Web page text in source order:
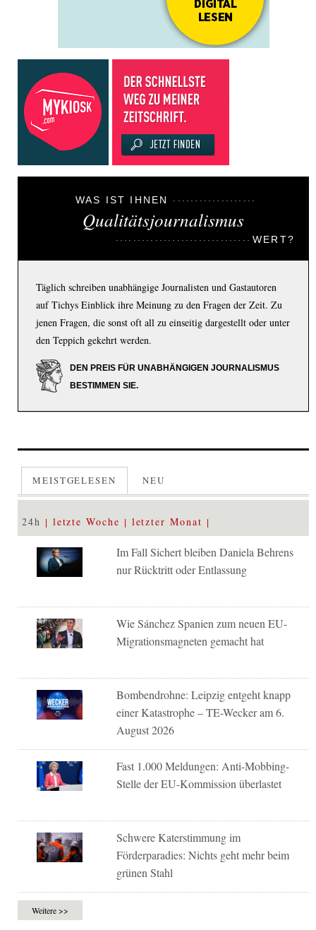
WAS IST IHNEN
Qualitätsjournalismus
WERT?
Täglich schreiben unabhängige Journalisten und Gastautoren
auf Tichys Einblick ihre Meinung zu den Fragen der Zeit. Zu
jenen Fragen, die sonst oft all zu einseitig dargestellt oder unter
den Teppich gekehrt werden.
DEN PREIS FÜR UNABHÄNGIGEN JOURNALISMUS
BESTIMMEN SIE.
MEISTGELESEN NEU
24h letzte Woche letzter Monat
Im Fall Sichert bleiben Daniela Behrens
nur Rücktritt oder Entlassung
Wie Sánchez Spanien zum neuen EU-
Migrationsmagneten gemacht hat
Bombendrohne: Leipzig entgeht knapp
einer Katastrophe – TE-Wecker am 6.
August 2026
Fast 1.000 Meldungen: Anti-Mobbing-
Stelle der EU-Kommission überlastet
Schwere Katerstimmung im
Förderparadies: Nichts geht mehr beim
grünen Stahl
Weitere >>